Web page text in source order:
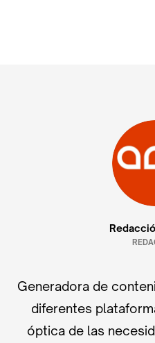
Generadora de
diferentes
óptica de las